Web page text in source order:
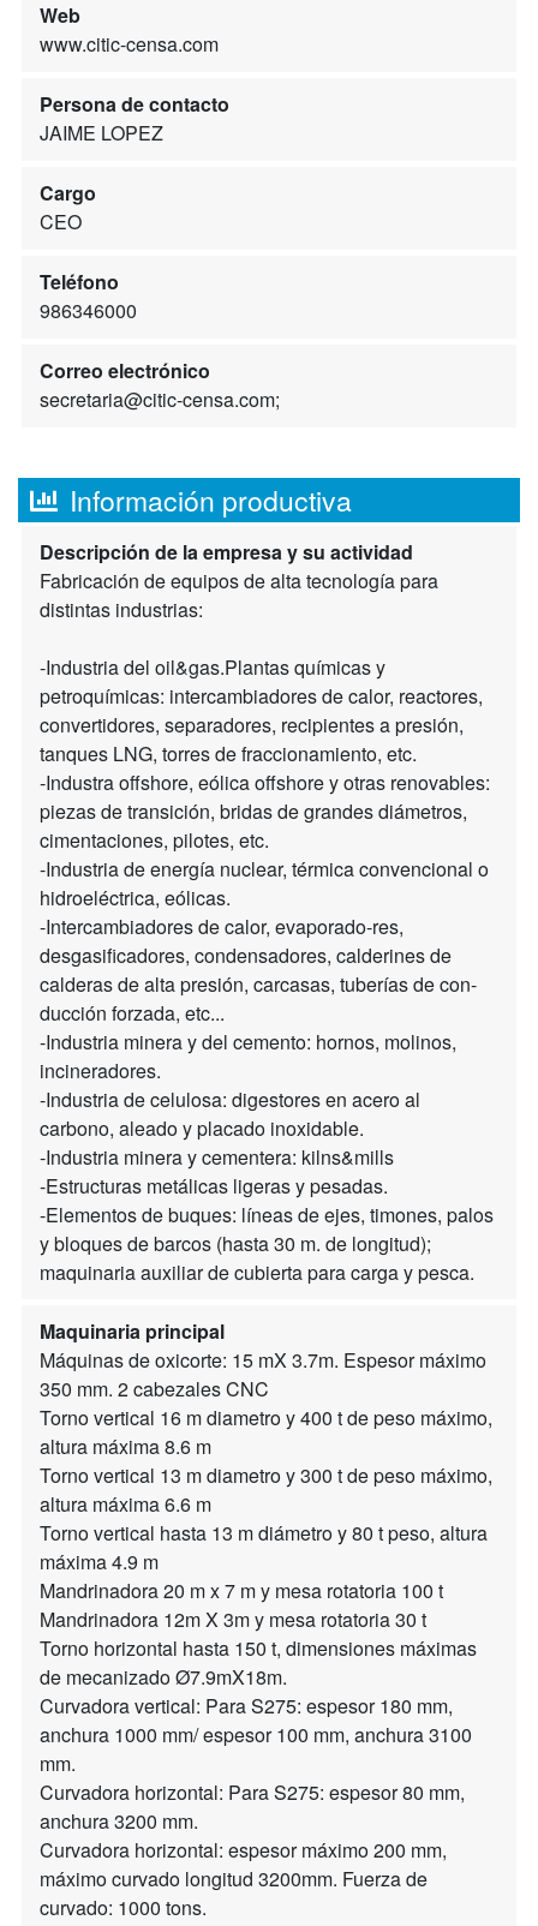
Web
www.citic-censa.com
Persona de contacto
JAIME LOPEZ
Cargo
CEO
Teléfono
986346000
Correo electrónico
secretaria@citic-censa.com;
Información productiva
Descripción de la empresa y su actividad
Fabricación de equipos de alta tecnología para
distintas industrias:
-Industria del oil&gas.Plantas químicas y
petroquímicas: intercambiadores de calor, reactores,
convertidores, separadores, recipientes a presión,
tanques LNG, torres de fraccionamiento, etc.
-Industra offshore, eólica offshore y otras renovables:
piezas de transición, bridas de grandes diámetros,
cimentaciones, pilotes, etc.
-Industria de energía nuclear, térmica convencional o
hidroeléctrica, eólicas.
-Intercambiadores de calor, evaporado-res,
desgasificadores, condensadores, calderines de
calderas de alta presión, carcasas, tuberías de con-
ducción forzada, etc...
-Industria minera y del cemento: hornos, molinos,
incineradores.
-Industria de celulosa: digestores en acero al
carbono, aleado y placado inoxidable.
-Industria minera y cementera: kilns&mills
-Estructuras metálicas ligeras y pesadas.
-Elementos de buques: líneas de ejes, timones, palos
y bloques de barcos (hasta 30 m. de longitud);
maquinaria auxiliar de cubierta para carga y pesca.
Maquinaria principal
Máquinas de oxicorte: 15 mX 3.7m. Espesor máximo
350 mm. 2 cabezales CNC
Torno vertical 16 m diametro y 400 t de peso máximo,
altura máxima 8.6 m
Torno vertical 13 m diametro y 300 t de peso máximo,
altura máxima 6.6 m
Torno vertical hasta 13 m diámetro y 80 t peso, altura
máxima 4.9 m
Mandrinadora 20 m x 7 m y mesa rotatoria 100 t
Mandrinadora 12m X 3m y mesa rotatoria 30 t
Torno horizontal hasta 150 t, dimensiones máximas
de mecanizado Ø7.9mX18m.
Curvadora vertical: Para S275: espesor 180 mm,
anchura 1000 mm/ espesor 100 mm, anchura 3100
mm.
Curvadora horizontal: Para S275: espesor 80 mm,
anchura 3200 mm.
Curvadora horizontal: espesor máximo 200 mm,
máximo curvado longitud 3200mm. Fuerza de
curvado: 1000 tons.